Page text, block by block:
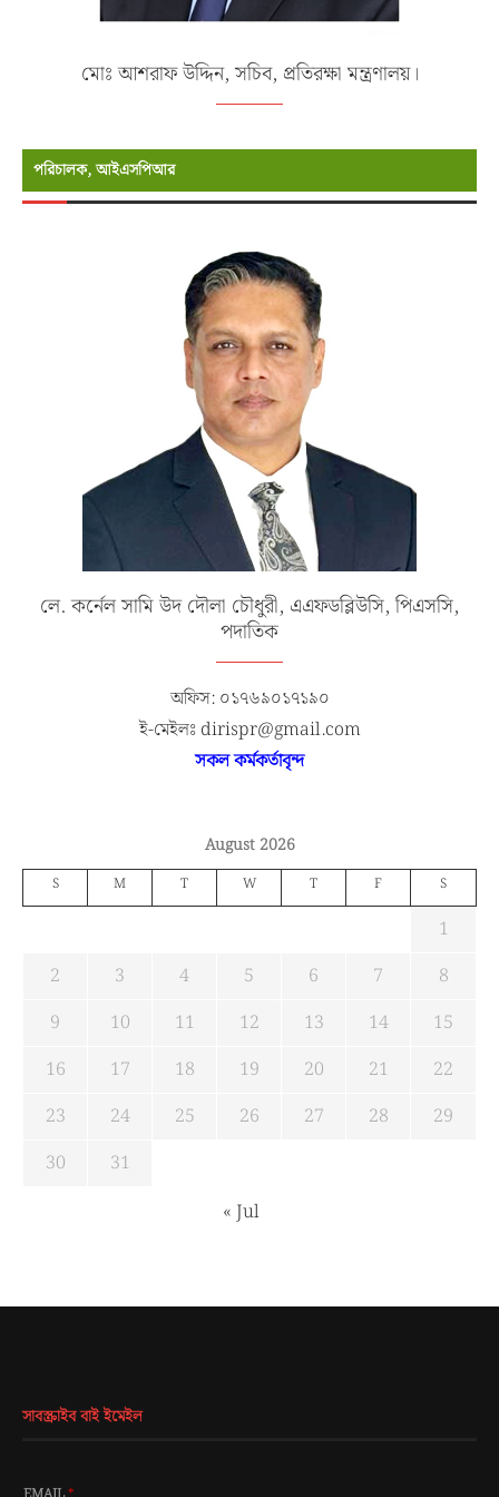
মোঃ আশরাফ উদ্দিন, সচিব, প্রতিরক্ষা মন্ত্রণালয়।
পরিচালক, আইএসপিআর
লে. কর্নেল সামি উদ দৌলা চৌধুরী, এএফডব্লিউসি, পিএসসি,
পদাতিক
অফিস: ০১৭৬৯০১৭১৯০
ই-মেইলঃ dirispr@gmail.com
সকল কর্মকর্তাবৃন্দ
August 2026
S M T W T F S
1
2
3 4 5 6 7
8
9
10 11 12 13 14
15
16
17 18 19 20 21
22
23
24 25 26 27 28
29
30
31
« Jul
সাবস্ক্রাইব বাই ইমেইল